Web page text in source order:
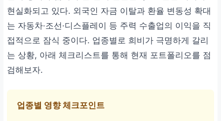
현실화되고 있다. 외국인 자금 이탈과 환율 변동성 확대
는 자동차·조선·디스플레이 등 주력 수출업의 이익을 직
접적으로 잠식 중이다. 업종별로 희비가 극명하게 갈리
는 상황, 아래 체크리스트를 통해 현재 포트폴리오를 점
검해보자.
업종별 영향 체크포인트